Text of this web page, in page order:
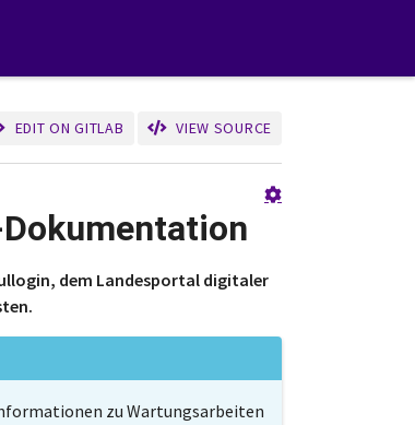
EDIT ON GITLAB VIEW SOURCE
dem Landesportal digitaler
zu Wartungsarbeiten